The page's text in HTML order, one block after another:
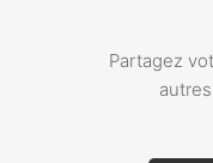
Partagez